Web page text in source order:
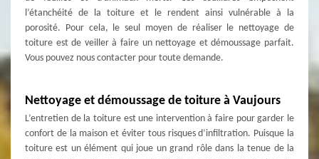
l’étanchéité de la toiture et le rendent ainsi vulnérable à la
porosité. Pour cela, le seul moyen de réaliser le nettoyage de
toiture est de veiller à faire un nettoyage et démoussage parfait.
Vous pouvez nous contacter pour toute demande.
Nettoyage et démoussage de toiture à Vaujours
L’entretien de la toiture est une intervention à faire pour garder le
confort de la maison et éviter tous risques d’infiltration. Puisque la
toiture est un élément qui joue un grand rôle dans la tenue de la